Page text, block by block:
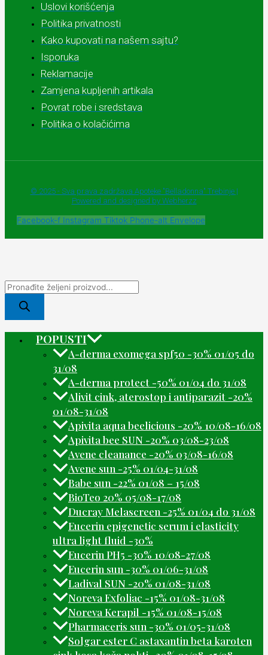
Uslovi korišćenja
Politika privatnosti
Kako kupovati na našem sajtu?
Isporuka
Reklamacije
Zamjena kupljenih artikala
Povrat robe i sredstava
Politika o kolačićima
© 2025 - Sva prava zadržava Apoteke "Belladonna" Trebinje |
Powered and designed by Webherzz
Facebook-f Instagram Tiktok Phone-alt Envelope
POPUSTI
A-derma exomega spf50 -30% 01/05 do
31/08
A-derma protect -50% 01/04 do 31/08
Alivit cink, aterostop i antiparazit -20%
01/08-31/08
Apivita aqua beelicious -20% 10/08-16/08
Apivita bee SUN -20% 03/08-23/08
Avene cleanance -20% 03/08-16/08
Avene sun -25% 01/04-31/08
Babe sun -22% 01/08 – 15/08
BioTeo 20% 05/08-17/08
Ducray Melascreen -25% 01/04 do 31/08
Eucerin epigenetic serum i elasticity
ultra light fluid -30%
Eucerin PH5 -30% 10/08-27/08
Eucerin sun -30% 01/06-31/08
Ladival SUN -20% 01/08-31/08
Noreva Exfoliac -15% 01/08-31/08
Noreva Kerapil -15% 01/08-15/08
Pharmaceris sun -30% 01/05-31/08
Solgar ester C astaxantin beta karoten